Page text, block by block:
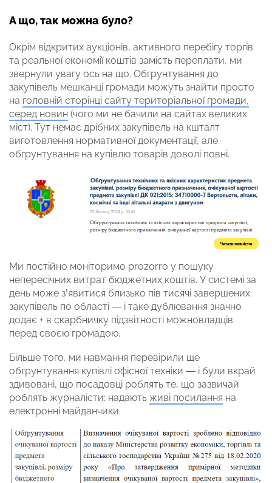
А що, так можна було?
Окрім відкритих аукціонів, активного перебігу торгів
та реальної економії коштів замість переплати, ми
звернули увагу ось на що. Обгрунтування до
закупівель мешканці громади можуть знайти просто
на головній сторінці сайту територіальної громади,
серед новин (чого ми не бачили на сайтах великих
міст). Тут немає дрібних закупівель на кшталт
виготовлення нормативної документації, але
обгрунтування на купівлю товарів доволі повні.
Ми постійно моніторимо prozorro у пошуку
непересічних витрат бюджетних коштів. У системі за
день може з’явитися близько пів тисячі завершених
закупівель по області — і таке дублювання значно
додає + в скарбничку підзвітності можновладців
перед своєю громадою.
Більше того, ми навмання перевірили ще
обгрунтування купівлі офісної техніки — і були вкрай
здивовані, що посадовці роблять те, що зазвичай
роблять журналісти: надають живі посилання на
електронні майданчики.